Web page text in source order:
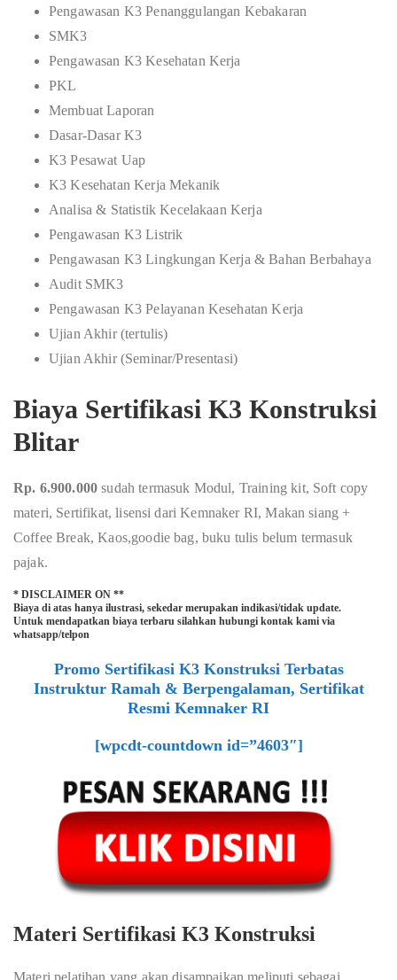
Pengawasan K3 Penanggulangan Kebakaran
SMK3
Pengawasan K3 Kesehatan Kerja
PKL
Membuat Laporan
Dasar-Dasar K3
K3 Pesawat Uap
K3 Kesehatan Kerja Mekanik
Analisa & Statistik Kecelakaan Kerja
Pengawasan K3 Listrik
Pengawasan K3 Lingkungan Kerja & Bahan Berbahaya
Audit SMK3
Pengawasan K3 Pelayanan Kesehatan Kerja
Ujian Akhir (tertulis)
Ujian Akhir (Seminar/Presentasi)
Biaya Sertifikasi K3 Konstruksi
Blitar
Rp. 6.900.000sudah termasuk Modul, Training kit, Soft copy
materi, Sertifikat, lisensi dari Kemnaker RI, Makan siang +
Coffee Break, Kaos,goodie bag, buku tulis belum termasuk
pajak.
* DISCLAIMER ON **
Biaya di atas hanya ilustrasi, sekedar merupakan indikasi/tidak update.
Untuk mendapatkan biaya terbaru silahkan hubungi kontak kami via
whatsapp/telpon
Promo Sertifikasi K3 Konstruksi Terbatas
Instruktur Ramah & Berpengalaman, Sertifikat
Resmi Kemnaker RI
[wpcdt-countdown id=”4603″]
Materi Sertifikasi K3 Konstruksi
Materi pelatihan yang akan disampaikan meliputi sebagai